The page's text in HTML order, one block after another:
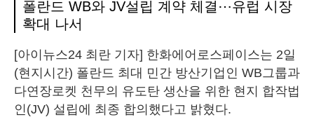
폴란드 WB와 JV설립 계약 체결⋯유럽 시장
확대 나서
[아이뉴스24 최란 기자] 한화에어로스페이스는 2일
(현지시간) 폴란드 최대 민간 방산기업인 WB그룹과
다연장로켓 천무의 유도탄 생산을 위한 현지 합작법
인(JV) 설립에 최종 합의했다고 밝혔다.